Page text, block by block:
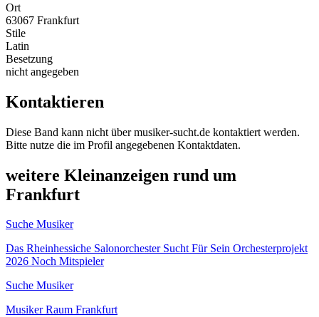
Ort
63067 Frankfurt
Stile
Latin
Besetzung
nicht angegeben
Kontaktieren
Diese Band kann nicht über musiker-sucht.de kontaktiert werden.
Bitte nutze die im Profil angegebenen Kontaktdaten.
weitere Kleinanzeigen rund um
Frankfurt
Suche Musiker
Das Rheinhessiche Salonorchester Sucht Für Sein Orchesterprojekt
2026 Noch Mitspieler
Suche Musiker
Musiker Raum Frankfurt